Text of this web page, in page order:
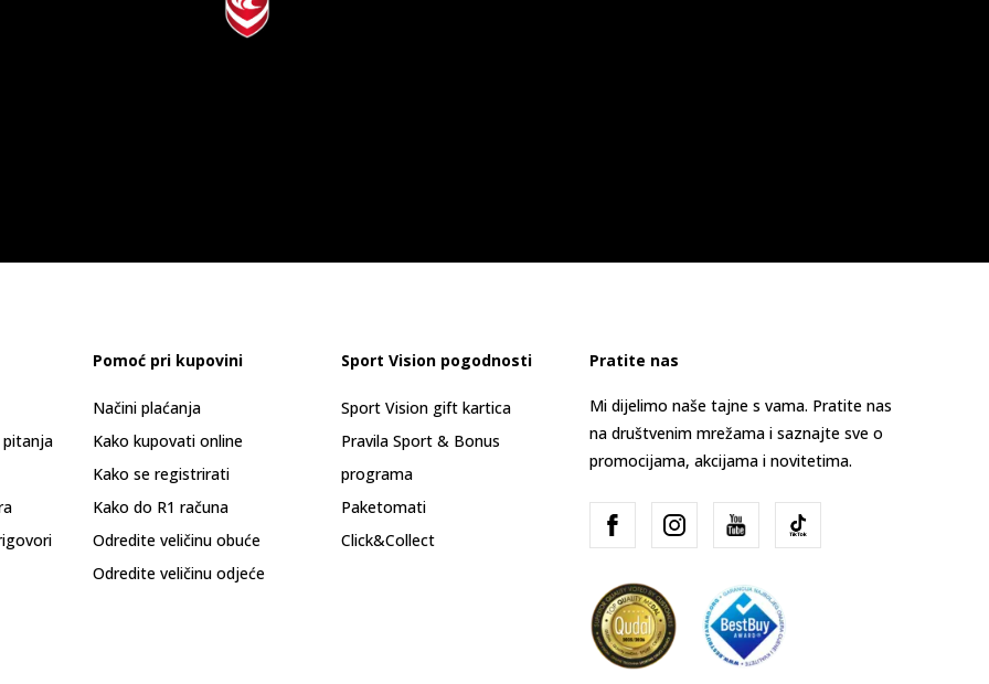
pitanja
Pomoć pri kupovini
Načini plaćanja
Kako kupovati online
Kako se registrirati
Kako do R1 računa
Odredite veličinu obuće
Odredite veličinu odjeće
Sport Vision pogodnosti
Sport Vision gift kartica
Pravila Sport & Bonus
programa
Paketomati
Click&Collect
Pratite nas
Mi dijelimo naše tajne s vama. Pratite nas
na društvenim mrežama i saznajte sve o
promocijama, akcijama i novitetima.